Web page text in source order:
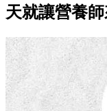
天就讓營養